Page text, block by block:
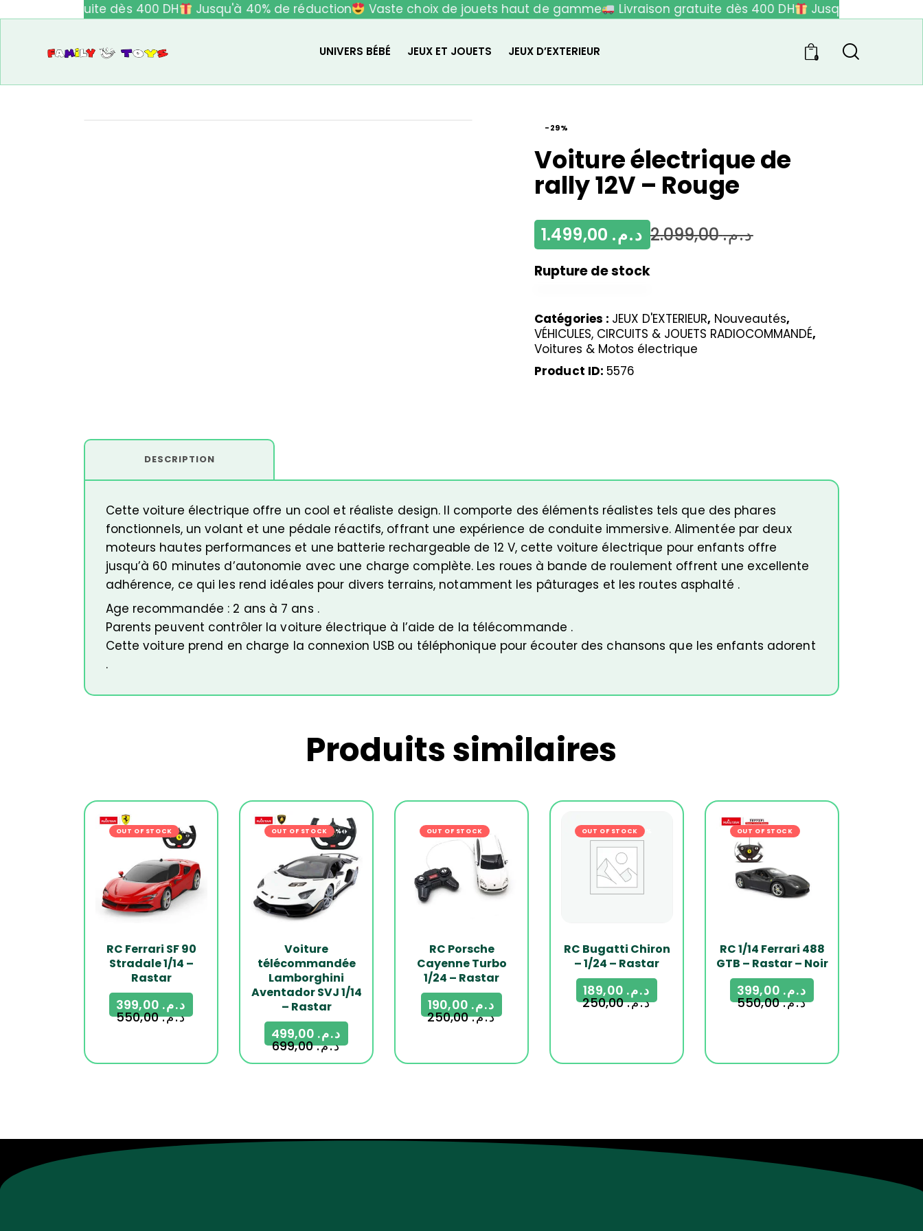
gratuite dès 400 DH Jusqu'à 40% de réduction Vaste choix de jouets haut de gamme Livraison gratuite dès 400 DH Jusqu'à 40% de
UNIVERS BÉBÉ JEUX ET JOUETS JEUX D’EXTERIEUR 0
-29%
Voiture électrique de
rally 12V – Rouge
د.م.2.099,00 د.م.
Rupture de stock
Catégories : JEUX D'EXTERIEUR, Nouveautés,
VÉHICULES, CIRCUITS & JOUETS RADIOCOMMANDÉ,
Voitures & Motos électrique
Product ID:5576
DESCRIPTION
Cette voiture électrique offre un cool et réaliste design. Il comporte des éléments réalistes tels que des phares
fonctionnels, un volant et une pédale réactifs, offrant une expérience de conduite immersive. Alimentée par deux
moteurs hautes performances et une batterie rechargeable de 12 V, cette voiture électrique pour enfants offre
jusqu’à 60 minutes d’autonomie avec une charge complète. Les roues à bande de roulement offrent une excellente
adhérence, ce qui les rend idéales pour divers terrains, notamment les pâturages et les routes asphalté .
Age recommandée : 2 ans à 7 ans .
Parents peuvent contrôler la voiture électrique à l’aide de la télécommande .
Cette voiture prend en charge la connexion USB ou téléphonique pour écouter des chansons que les enfants adorent
.
Produits similaires
OUT OF STOCK-27%
RC Ferrari SF 90
Stradale 1/14 –
Rastar
د.م.550,00
د.م.
OUT OF STOCK-29%
Voiture
télécommandée
Lamborghini
Aventador SVJ 1/14
– Rastar
د.م.699,00
د.م.
OUT OF STOCK-24%
RC Porsche
Cayenne Turbo
1/24 – Rastar
د.م.250,00
د.م.
OUT OF STOCK-24%
RC Bugatti Chiron
– 1/24 – Rastar
د.م.250,00
د.م.
OUT OF STOCK-27%
RC 1/14 Ferrari 488
GTB – Rastar – Noir
د.م.550,00
د.م.